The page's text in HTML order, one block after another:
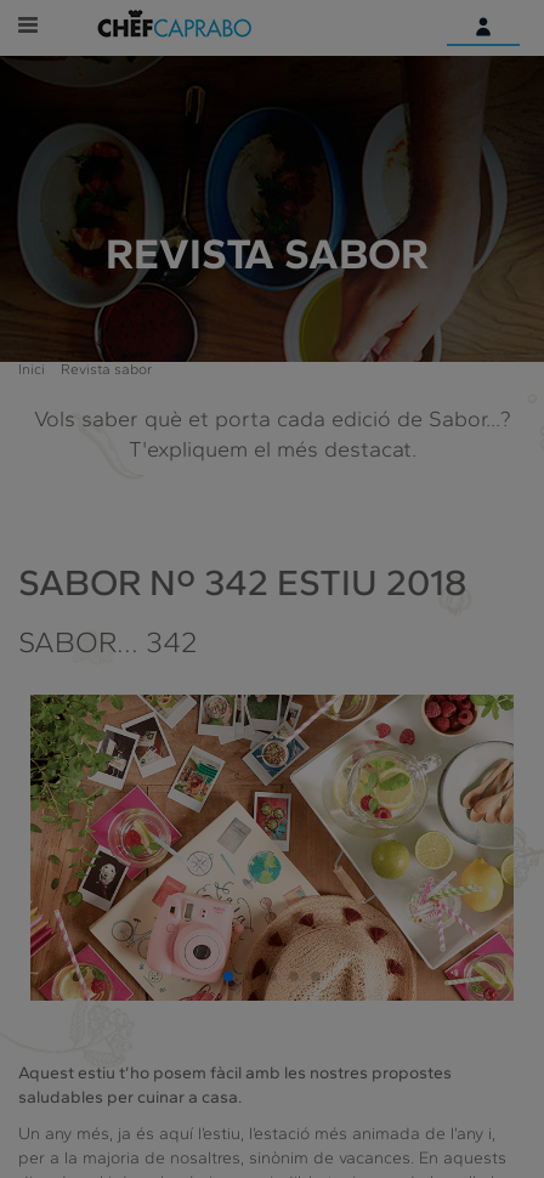
Encara no tens un compte
digital?
Comença aquí
REVISTA SABOR
Inici Revista sabor
Vols saber què et porta cada edició de Sabor...?
T'expliquem el més destacat.
SABOR Nº 342 ESTIU 2018
SABOR... 342
Aquest estiu t’ho posem fàcil amb les nostres propostes
saludables per cuinar a casa.
Un any més, ja és aquí l’estiu, l’estació més animada de l’any i,
per a la majoria de nosaltres, sinònim de vacances. En aquests